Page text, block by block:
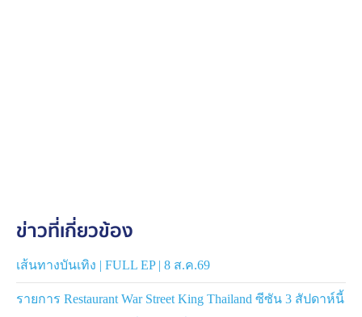
ข่าวที่เกี่ยวข้อง
เส้นทางบันเทิง | FULL EP | 8 ส.ค.69
รายการ Restaurant War Street King Thailand ซีซัน 3 สัปดาห์นี้